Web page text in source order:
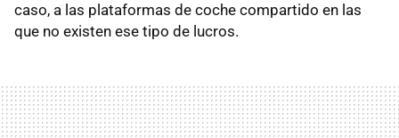
caso, a las plataformas de coche compartido en las
que no existen ese tipo de lucros.